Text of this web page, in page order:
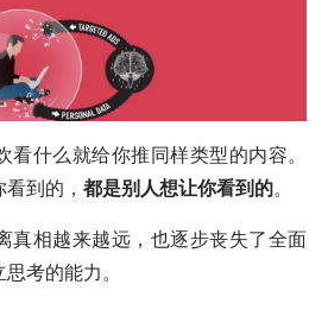
看什么就给你推同样类型的内容。
到的， 都是别人想让你看到的。
真相越来越远，也逐步丧失了全面
考的能力。